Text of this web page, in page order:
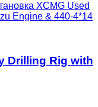
XCMG Used
Engine & 440-4*14
Drilling Rig with